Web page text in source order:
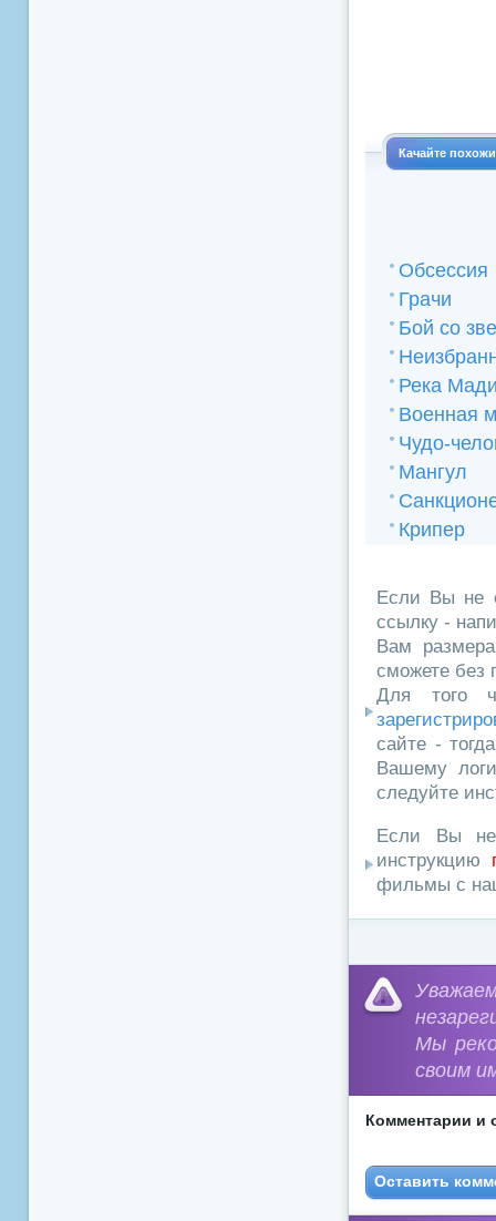
Качайте
Обсессия
Грачи
Бой со
Река
Военная
Чудо-
Мангул
Крипер
Если Вы не
ссылку -
Вам
сможете без
Для того
сайте -
Вашему
следуйте
Если Вы не
инструкцию
фильмы с
Мы
своим
Комментарии и
Оставить